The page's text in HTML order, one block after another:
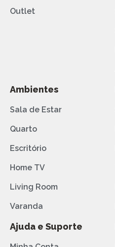
Outlet
Ambientes
Sala de Estar
Quarto
Escritório
Home TV
Living Room
Varanda
Ajuda e Suporte